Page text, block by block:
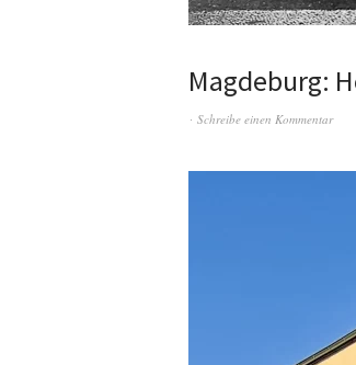
Magdeburg:
Schreibe einen Kommentar